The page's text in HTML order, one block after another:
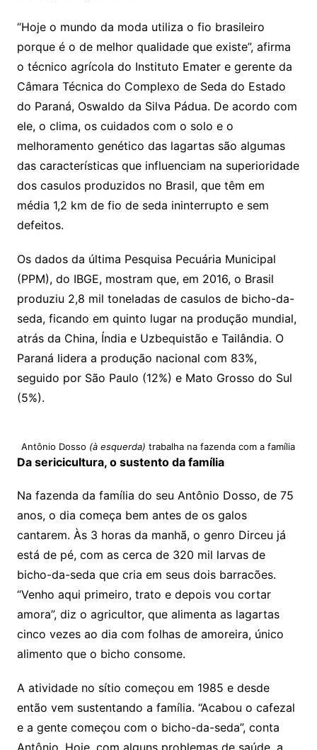
“Hoje o mundo da moda utiliza o fio brasileiro
porque é o de melhor qualidade que existe”, afirma
o técnico agrícola do Instituto Emater e gerente da
Câmara Técnica do Complexo de Seda do Estado
do Paraná, Oswaldo da Silva Pádua. De acordo com
ele, o clima, os cuidados com o solo e o
melhoramento genético das lagartas são algumas
das características que influenciam na superioridade
dos casulos produzidos no Brasil, que têm em
média 1,2 km de fio de seda ininterrupto e sem
defeitos.
Os dados da última Pesquisa Pecuária Municipal
(PPM), do IBGE, mostram que, em 2016, o Brasil
produziu 2,8 mil toneladas de casulos de bicho-da-
seda, ficando em quinto lugar na produção mundial,
atrás da China, Índia e Uzbequistão e Tailândia. O
Paraná lidera a produção nacional com 83%,
seguido por São Paulo (12%) e Mato Grosso do Sul
(5%).
Antônio Dosso (à esquerda)trabalha na fazenda com a família
Da sericicultura, o sustento da família
Na fazenda da família do seu Antônio Dosso, de 75
anos, o dia começa bem antes de os galos
cantarem. Às 3 horas da manhã, o genro Dirceu já
está de pé, com as cerca de 320 mil larvas de
bicho-da-seda que cria em seus dois barracões.
“Venho aqui primeiro, trato e depois vou cortar
amora”, diz o agricultor, que alimenta as lagartas
cinco vezes ao dia com folhas de amoreira, único
alimento que o bicho consome.
A atividade no sítio começou em 1985 e desde
então vem sustentando a família. “Acabou o cafezal
e a gente começou com o bicho-da-seda”, conta